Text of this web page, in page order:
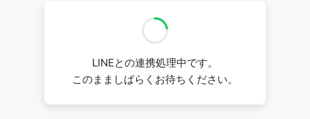
LINEとの連携処理中です。
このまましばらくお待ちください。